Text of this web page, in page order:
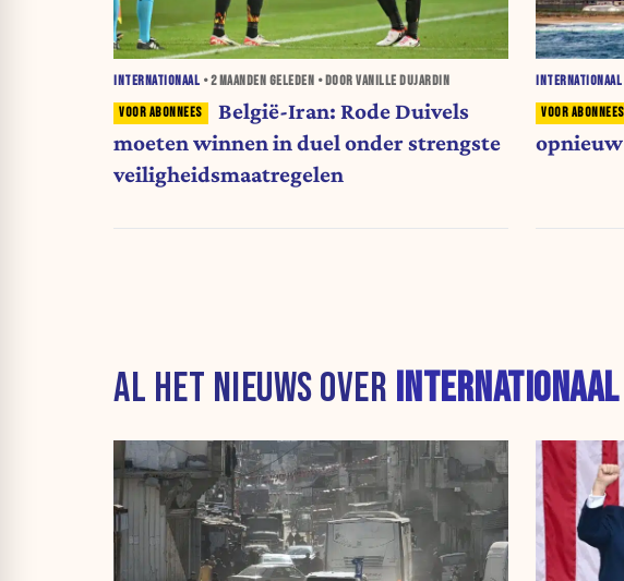
INTERNATIONAAL •2 MAANDEN GELEDEN • DOOR VANILLE DUJARDIN
België-Iran: Rode Duivels
moeten winnen in duel onder strengste
veiligheidsmaatregelen
INTERNATIONAAL
opnieuw
AL HET NIEUWS OVER INTERNATIONAAL